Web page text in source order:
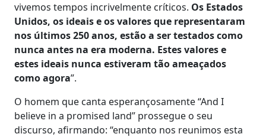
vivemos tempos incrivelmente críticos. Os Estados
Unidos, os ideais e os valores que representaram
nos últimos 250 anos, estão a ser testados como
nunca antes na era moderna. Estes valores e
estes ideais nunca estiveram tão ameaçados
como agora”.
O homem que canta esperançosamente “And I
believe in a promised land” prossegue o seu
discurso, afirmando: “enquanto nos reunimos esta